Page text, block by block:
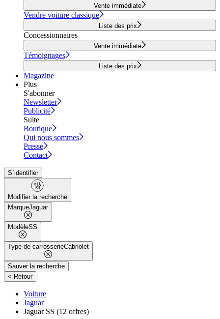
Vente immédiate
Vendre voiture classique
Liste des prix
Concessionnaires
Vente immédiate
Témoignages
Liste des prix
Magazine
Plus
S'abonner
Newsletter
Publicité
Suite
Boutique
Qui nous sommes
Presse
Contact
S´identifier
Modifier la recherche
MarqueJaguar
ModèleSS
Type de carrosserieCabriolet
Sauver la recherche
< Retour |
Voiture
Jaguar
Jaguar SS (12 offres)